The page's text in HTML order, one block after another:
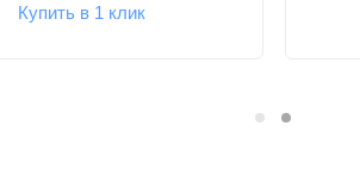
Купить в 1 клик